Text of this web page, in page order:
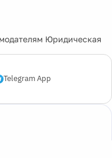
Юридическая
Telegram App